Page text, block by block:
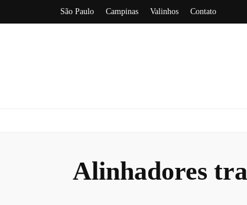
São Paulo Campinas Valinhos Contato
Alinhadores